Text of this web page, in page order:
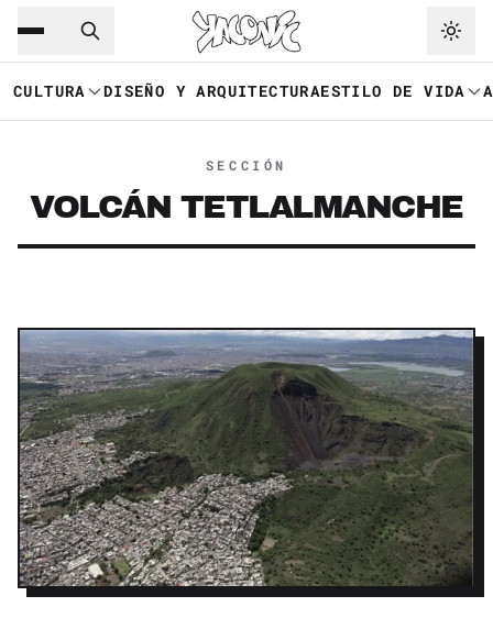
Saltar al contenido principal
CULTURA DISEÑO Y ARQUITECTURAESTILO DE VIDA
SECCIÓN
VOLCÁN TETLALMANCHE